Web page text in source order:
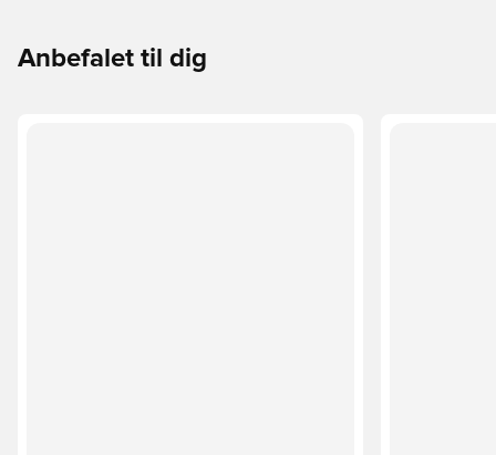
Anbefalet til dig